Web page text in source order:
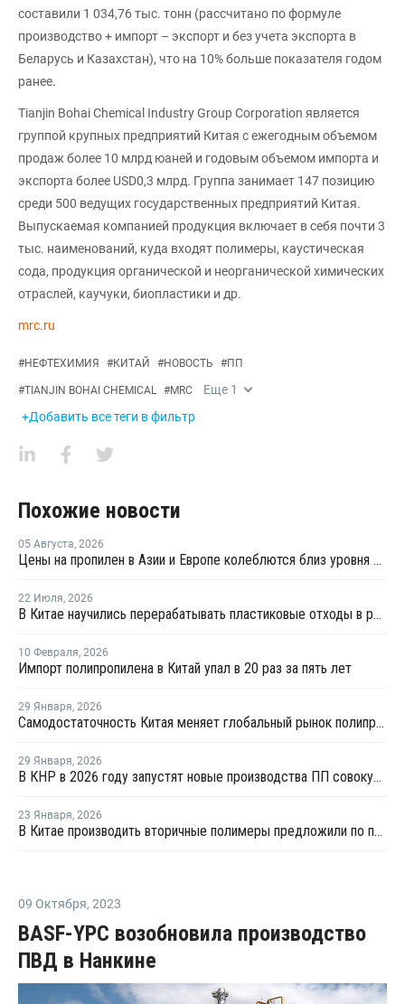
составили 1 034,76 тыс. тонн (рассчитано по формуле
производство + импорт – экспорт и без учета экспорта в
Беларусь и Казахстан), что на 10% больше показателя годом
ранее.
Tianjin Bohai Chemical Industry Group Corporation является
группой крупных предприятий Китая c ежегодным объемом
продаж более 10 млрд юаней и годовым объемом импорта и
экспорта более USD0,3 млрд. Группа занимает 147 позицию
среди 500 ведущих государственных предприятий Китая.
Выпускаемая компанией продукция включает в себя почти 3
тыс. наименований, куда входят полимеры, каустическая
сода, продукция органической и неорганической химических
отраслей, каучуки, биопластики и др.
mrc.ru
#НЕФТЕХИМИЯ #КИТАЙ #НОВОСТЬ #ПП
#TIANJIN BOHAI CHEMICAL #MRC Еще 1
+Добавить все теги в фильтр
Похожие новости
05 Августа, 2026
Цены на пропилен в Азии и Европе колеблются близ уровня в USD1000
22 Июля, 2026
В Китае научились перерабатывать пластиковые отходы в реактивное топливо с эффективностью 82%
10 Февраля, 2026
Импорт полипропилена в Китай упал в 20 раз за пять лет
29 Января, 2026
Самодостаточность Китая меняет глобальный рынок полипропилена
29 Января, 2026
В КНР в 2026 году запустят новые производства ПП совокупной мощностью 4,9 млн тонн
23 Января, 2026
В Китае производить вторичные полимеры предложили по принципу конструкторов LEGO
09 Октября, 2023
BASF-YPC возобновила производство
ПВД в Нанкине